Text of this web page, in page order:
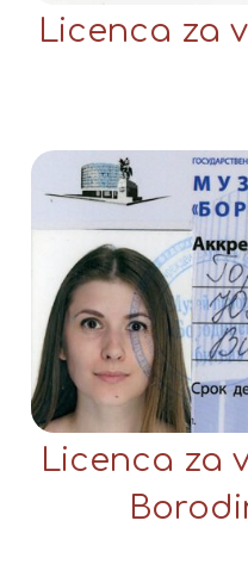
Licenca za
Licenca za